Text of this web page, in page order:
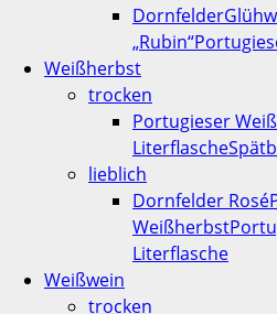
Dornfelder
„Rubin“
Weißherbst
trocken
Portugieser
Literflasche
lieblich
Dornfelder Rosé
Weißherbst
Literflasche
Weißwein
trocken